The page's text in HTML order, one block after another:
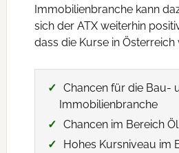
Immobilienbranche kann
sich der ATX weiterhin
dass die Kurse in Österreich
Chancen für die Bau-
Immobilienbranche
Chancen im Bereich
Hohes Kursniveau im